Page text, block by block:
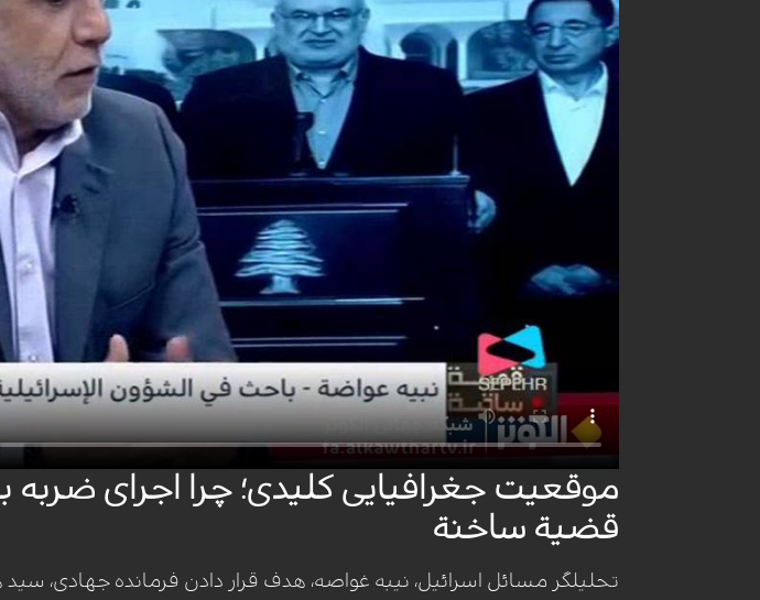
موقعیت جغرافیایی کلیدی؛ چرا اجرای ضربه به
قضیة ساخنة
تحلیلگر مسائل اسرائیل، نیبه غواصه، هدف قرار دادن فرمانده جهادی،